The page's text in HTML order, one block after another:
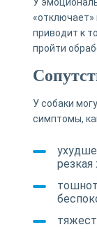
приводит к
пройти
У собаки
симптомы,